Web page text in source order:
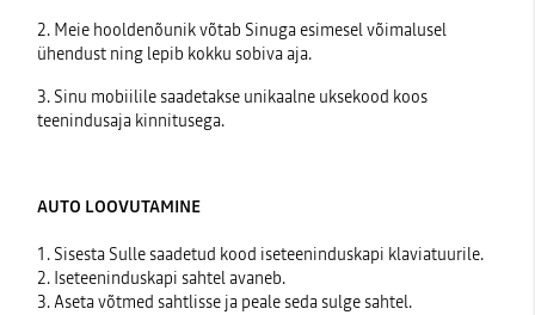
2. Meie hooldenõunik võtab Sinuga esimesel võimalusel
ühendust ning lepib kokku sobiva aja.
3. Sinu mobiilile saadetakse unikaalne uksekood koos
teenindusaja kinnitusega.
AUTO LOOVUTAMINE
1. Sisesta Sulle saadetud kood iseteeninduskapi klaviatuurile.
2. Iseteeninduskapi sahtel avaneb.
3. Aseta võtmed sahtlisse ja peale seda sulge sahtel.